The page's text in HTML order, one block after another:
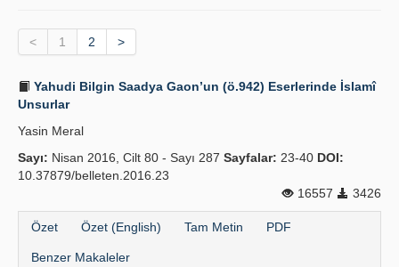
Dergi Kurulları
İlkeler
Kılavuzlar
İletişim
< 1 2 >
Yahudi Bilgin Saadya Gaon’un (ö.942) Eserlerinde İslamî
Unsurlar
Yasin Meral
Sayı: Nisan 2016, Cilt 80 - Sayı 287 Sayfalar: 23-40 DOI:
10.37879/belleten.2016.23
16557
3426
Özet Özet (English) Tam Metin PDF
Benzer Makaleler